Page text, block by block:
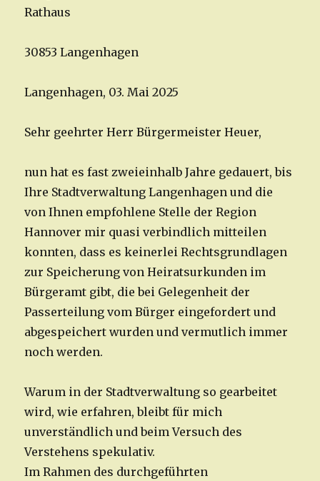
Rathaus
30853 Langenhagen
Langenhagen, 03. Mai 2025
Sehr geehrter Herr Bürgermeister Heuer,
nun hat es fast zweieinhalb Jahre gedauert, bis
Ihre Stadtverwaltung Langenhagen und die
von Ihnen empfohlene Stelle der Region
Hannover mir quasi verbindlich mitteilen
konnten, dass es keinerlei Rechtsgrundlagen
zur Speicherung von Heiratsurkunden im
Bürgeramt gibt, die bei Gelegenheit der
Passerteilung vom Bürger eingefordert und
abgespeichert wurden und vermutlich immer
noch werden.
Warum in der Stadtverwaltung so gearbeitet
wird, wie erfahren, bleibt für mich
unverständlich und beim Versuch des
Verstehens spekulativ.
Im Rahmen des durchgeführten